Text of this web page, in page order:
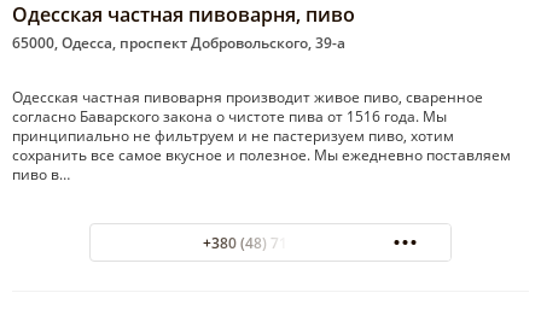
Одесская частная пивоварня, пиво
65000, Одесса, проспект Добровольского, 39-а
Одесская частная пивоварня производит живое пиво, сваренное
согласно Баварского закона о чистоте пива от 1516 года. Мы
принципиально не фильтруем и не пастеризуем пиво, хотим
сохранить все самое вкусное и полезное. Мы ежедневно поставляем
пиво в…
+380 (48) 719-67-69